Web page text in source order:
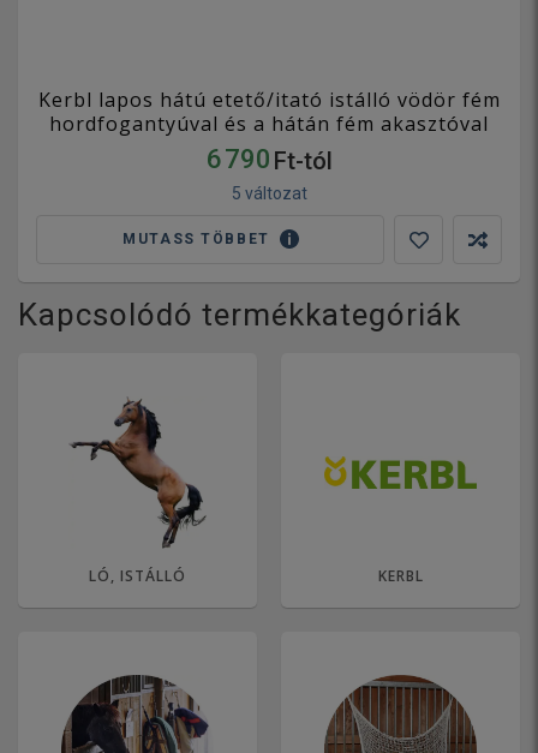
Kerbl lapos hátú etető/itató istálló vödör fém
hordfogantyúval és a hátán fém akasztóval
6 790 Ft-tól
5 változat
MUTASS TÖBBET
Kapcsolódó termékkategóriák
LÓ, ISTÁLLÓ KERBL